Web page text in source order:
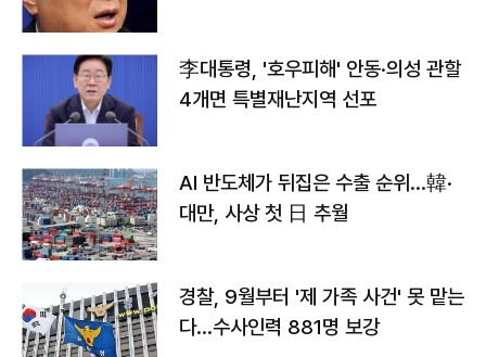
李대통령, '호우피해' 안동·의성 관할
4개면 특별재난지역 선포
AI 반도체가 뒤집은 수출 순위…韓·
대만, 사상 첫 日 추월
경찰, 9월부터 '제 가족 사건' 못 맡는
다…수사인력 881명 보강